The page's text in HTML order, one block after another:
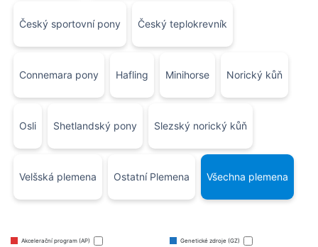
Český sportovní pony Český teplokrevník
Connemara pony Hafling Minihorse Norický kůň
Osli Shetlandský pony Slezský norický kůň
Velšská plemena Ostatní Plemena Všechna plemena
Akcelerační program (AP) Genetické zdroje (GZ)